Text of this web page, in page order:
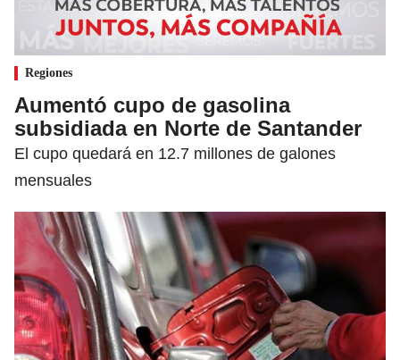
Regiones
Aumentó cupo de gasolina
subsidiada en Norte de Santander
El cupo quedará en 12.7 millones de galones
mensuales